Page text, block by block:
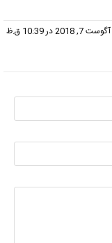
آگوست 7, 2018 در 10:39 ق.ظ